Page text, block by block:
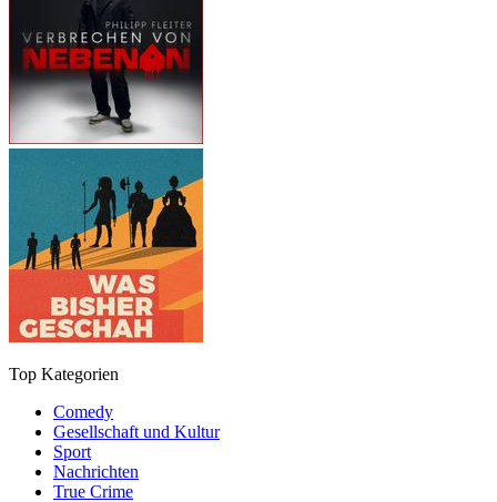
Top Kategorien
Comedy
Gesellschaft und Kultur
Sport
Nachrichten
True Crime